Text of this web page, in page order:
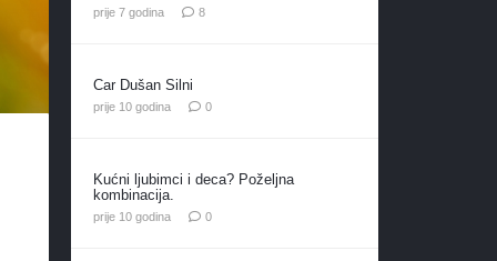
prije 7 godina 8komentara
Car Dušan Silni
prije 10 godina 0
Kućni ljubimci i deca? Poželjna
kombinacija.
prije 10 godina 0